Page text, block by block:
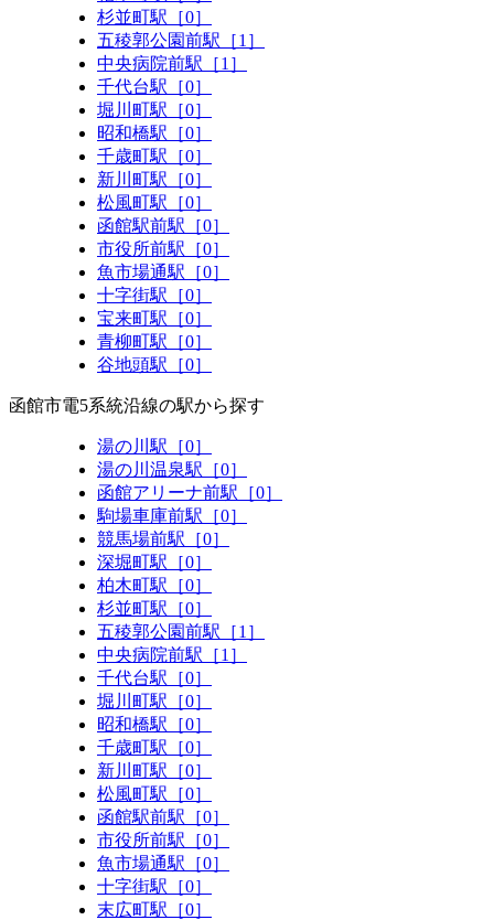
杉並町駅［0］
五稜郭公園前駅［1］
中央病院前駅［1］
千代台駅［0］
堀川町駅［0］
昭和橋駅［0］
千歳町駅［0］
新川町駅［0］
松風町駅［0］
函館駅前駅［0］
市役所前駅［0］
魚市場通駅［0］
十字街駅［0］
宝来町駅［0］
青柳町駅［0］
谷地頭駅［0］
函館市電5系統沿線の駅から探す
湯の川駅［0］
湯の川温泉駅［0］
函館アリーナ前駅［0］
駒場車庫前駅［0］
競馬場前駅［0］
深堀町駅［0］
柏木町駅［0］
杉並町駅［0］
五稜郭公園前駅［1］
中央病院前駅［1］
千代台駅［0］
堀川町駅［0］
昭和橋駅［0］
千歳町駅［0］
新川町駅［0］
松風町駅［0］
函館駅前駅［0］
市役所前駅［0］
魚市場通駅［0］
十字街駅［0］
末広町駅［0］